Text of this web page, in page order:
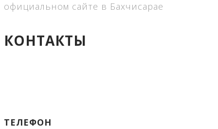
официальном сайте в Бахчисарае
КОНТАКТЫ
ТЕЛЕФОН